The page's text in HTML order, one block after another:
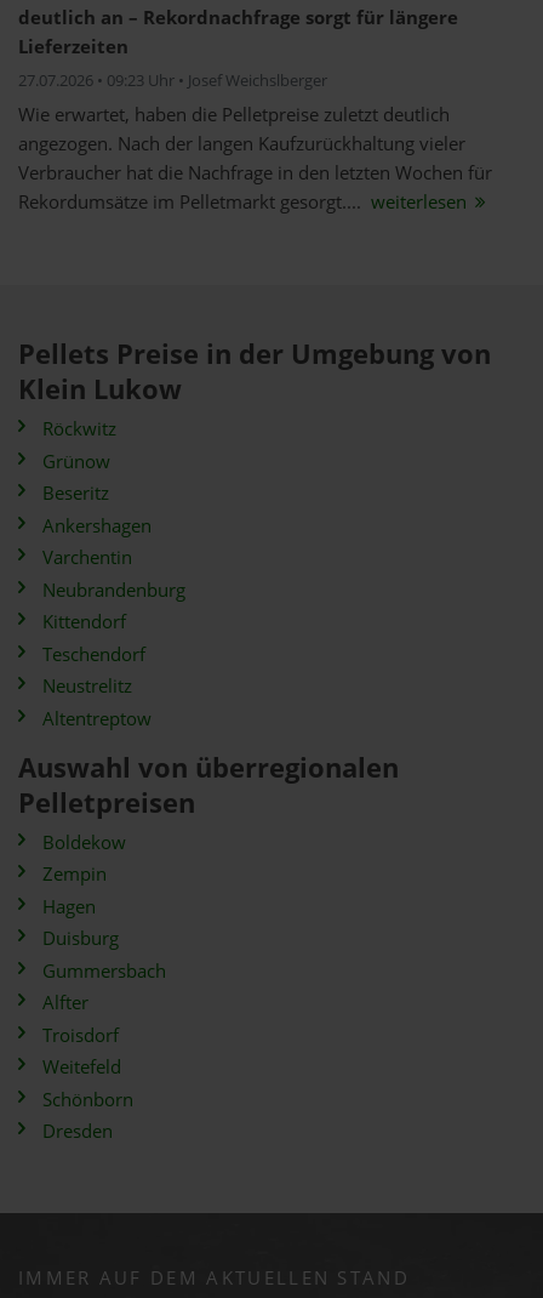
deutlich an – Rekordnachfrage sorgt für längere
Lieferzeiten
27.07.2026 • 09:23 Uhr • Josef Weichslberger
Wie erwartet, haben die Pelletpreise zuletzt deutlich
angezogen. Nach der langen Kaufzurückhaltung vieler
Verbraucher hat die Nachfrage in den letzten Wochen für
Rekordumsätze im Pelletmarkt gesorgt.... weiterlesen
Pellets Preise in der Umgebung von
Klein Lukow
Röckwitz
Grünow
Beseritz
Ankershagen
Varchentin
Neubrandenburg
Kittendorf
Teschendorf
Neustrelitz
Altentreptow
Auswahl von überregionalen
Pelletpreisen
Boldekow
Zempin
Hagen
Duisburg
Gummersbach
Alfter
Troisdorf
Weitefeld
Schönborn
Dresden
IMMER AUF DEM AKTUELLEN STAND